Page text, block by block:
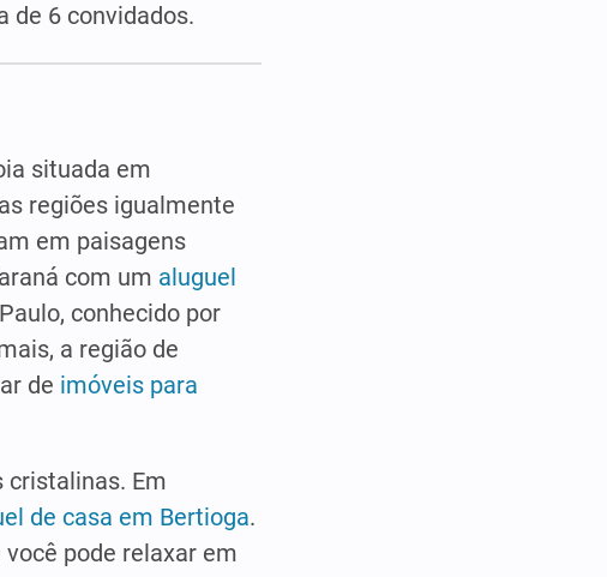
de 6 convidados.
situada em
regiões igualmente
em paisagens
com um aluguel
conhecido por
a região de
de imóveis para
cristalinas. Em
de casa em Bertioga.
pode relaxar em